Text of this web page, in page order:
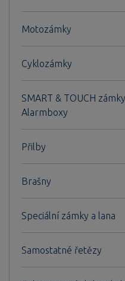
Motozámky
Cyklozámky
SMART & TOUCH
Alarmboxy
Přilby
Brašny
Speciální zámky a lana
Samostatné řetězy